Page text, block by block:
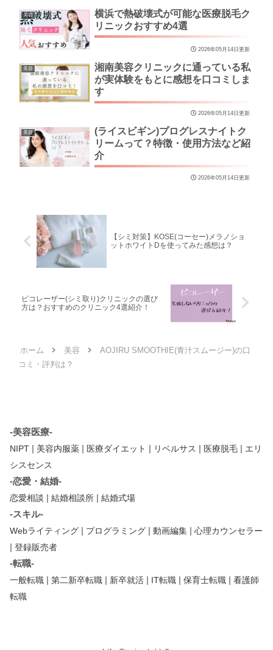
美容
横浜で熱破壊式が可能な医療脱毛ク
リニックおすすめ4選
2026年05月14日更新
美容
湘南美容クリニックに通っている私
が実体験をもとに感想を口コミしま
す
2026年05月14日更新
美容
(ライスビギン)プログレスナイトク
リームって？特徴・使用方法など紹
介
2026年05月14日更新
【シミ対策】KOSE(コーセー)メラノショ
ットホワイトDを使ってみた感想は？
ピコレーザー(シミ取り)クリニックの選び
方は？おすすめのクリニック4選紹介！
ホーム 美容
AOJIRU SMOOTHIE(青汁スムージー)の口
コミ・評判は？
-美容医療-
NIPT | 美容内服薬 | 医療ダイエット | リベルサス | 医療脱毛 | エリ
シスセンス
-恋愛・結婚-
恋愛相談 | 結婚相談所 | 結婚式場
-スキル-
Webライティング | プログラミング | 動画編集 | 心理カウンセラー
| 登録販売者
-転職-
一般転職 | 第二新卒転職 | 新卒就活 | IT転職 | 保育士転職 | 看護師
転職